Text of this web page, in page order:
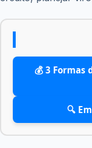
💰 3 Formas
🔍